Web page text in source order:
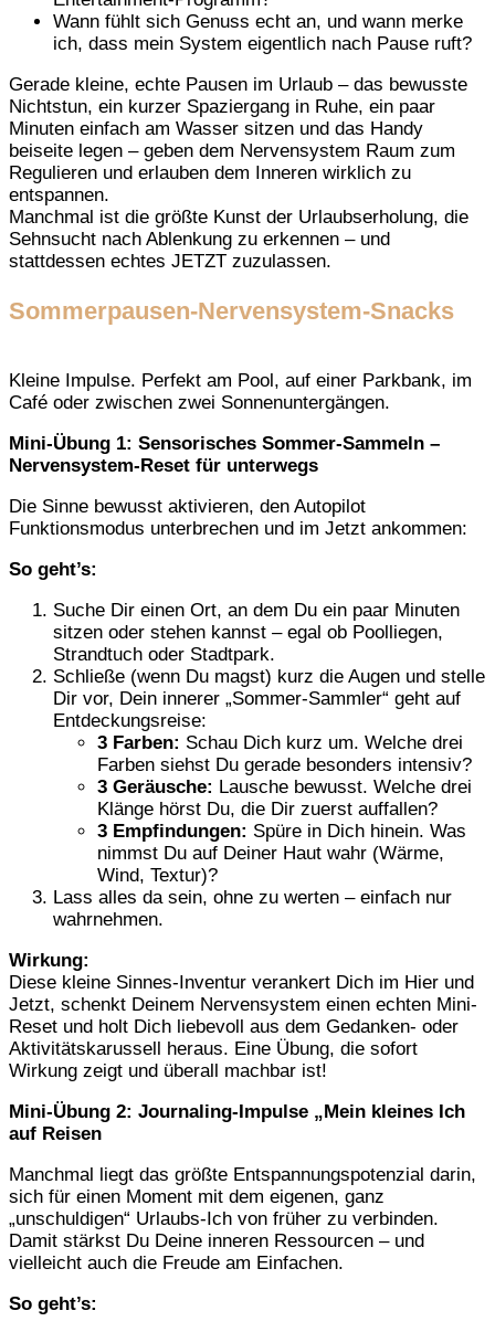
Wann fühlt sich Genuss echt an, und wann merke
ich, dass mein System eigentlich nach Pause ruft?
Gerade kleine, echte Pausen im Urlaub – das bewusste
Nichtstun, ein kurzer Spaziergang in Ruhe, ein paar
Minuten einfach am Wasser sitzen und das Handy
beiseite legen – geben dem Nervensystem Raum zum
Regulieren und erlauben dem Inneren wirklich zu
entspannen.
Manchmal ist die größte Kunst der Urlaubserholung, die
Sehnsucht nach Ablenkung zu erkennen – und
stattdessen echtes JETZT zuzulassen.
Sommerpausen-Nervensystem-Snacks
Kleine Impulse. Perfekt am Pool, auf einer Parkbank, im
Café oder zwischen zwei Sonnenuntergängen.
Mini-Übung 1: Sensorisches Sommer-Sammeln –
Nervensystem-Reset für unterwegs
Die Sinne bewusst aktivieren, den Autopilot
Funktionsmodus unterbrechen und im Jetzt ankommen:
So geht’s:
Suche Dir einen Ort, an dem Du ein paar Minuten
sitzen oder stehen kannst – egal ob Poolliegen,
Strandtuch oder Stadtpark.
Schließe (wenn Du magst) kurz die Augen und stelle
Dir vor, Dein innerer „Sommer-Sammler“ geht auf
Entdeckungsreise:
3 Farben: Schau Dich kurz um. Welche drei
Farben siehst Du gerade besonders intensiv?
3 Geräusche: Lausche bewusst. Welche drei
Klänge hörst Du, die Dir zuerst auffallen?
3 Empfindungen: Spüre in Dich hinein. Was
nimmst Du auf Deiner Haut wahr (Wärme,
Wind, Textur)?
Lass alles da sein, ohne zu werten – einfach nur
wahrnehmen.
Wirkung:
Diese kleine Sinnes-Inventur verankert Dich im Hier und
Jetzt, schenkt Deinem Nervensystem einen echten Mini-
Reset und holt Dich liebevoll aus dem Gedanken- oder
Aktivitätskarussell heraus. Eine Übung, die sofort
Wirkung zeigt und überall machbar ist!
Mini-Übung 2: Journaling-Impulse „Mein kleines Ich
auf Reisen
Manchmal liegt das größte Entspannungspotenzial darin,
sich für einen Moment mit dem eigenen, ganz
„unschuldigen“ Urlaubs-Ich von früher zu verbinden.
Damit stärkst Du Deine inneren Ressourcen – und
vielleicht auch die Freude am Einfachen.
So geht’s: